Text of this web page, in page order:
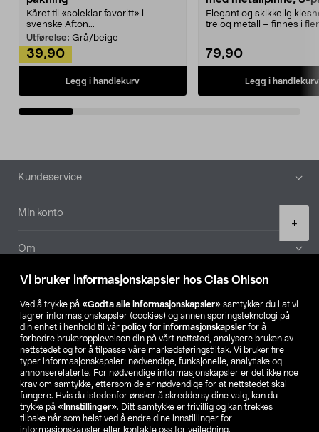
Vi bruker informasjonskapsler hos Clas Ohlson
Ved å trykke på «Godta alle informasjonskapsler» samtykker du i at vi
lagrer informasjonskapsler (cookies) og annen sporingsteknologi på
din enhet i henhold til vår policy for informasjonskapsler for å
forbedre brukeropplevelsen din på vårt nettsted, analysere bruken av
nettstedet og for å tilpasse våre markedsføringstiltak. Vi bruker fire
typer informasjonskapsler: nødvendige, funksjonelle, analytiske og
annonserelaterte. For nødvendige informasjonskapsler er det ikke noe
krav om samtykke, ettersom de er nødvendige for at nettstedet skal
fungere. Hvis du istedenfor ønsker å skreddersy dine valg, kan du
trykke på «Innstillinger». Ditt samtykke er frivillig og kan trekkes
tilbake når som helst ved å endre dine innstillinger for
informasjonskapsler eller kontakte oss for veiledning.
+
Kåret til «soleklar favoritt» i
svenske Afton...
Utførelse: Grå/beige
39,90
Legg i handlekurv
Elegant og skikkelig
tre og metall – finnes i
79,90
Legg i handlekurv
Bunntekst
Kundeservice
Min konto
Om
Aktuelt
Våre selskaper
Finn din butikk
SE NO FI